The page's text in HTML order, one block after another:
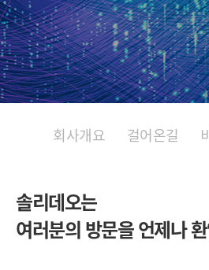
회사개요 걸어온길
솔리데오는
여러분의 방문을 언제나